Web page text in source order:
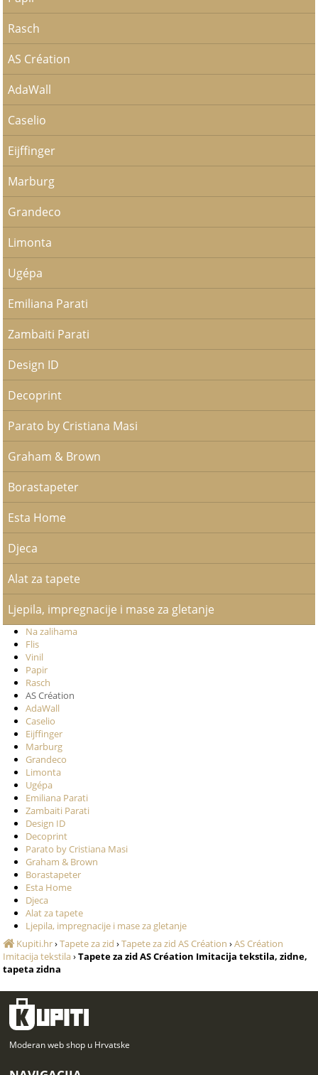
Rasch
AS Création
AdaWall
Caselio
Eijffinger
Marburg
Grandeco
Limonta
Ugépa
Emiliana Parati
Zambaiti Parati
Design ID
Decoprint
Parato by Cristiana Masi
Graham & Brown
Borastapeter
Esta Home
Djeca
Alat za tapete
Ljepila, impregnacije i mase za gletanje
Na zalihama
Flis
Vinil
Papir
Rasch
AS Création
AdaWall
Caselio
Eijffinger
Marburg
Grandeco
Limonta
Ugépa
Emiliana Parati
Zambaiti Parati
Design ID
Decoprint
Parato by Cristiana Masi
Graham & Brown
Borastapeter
Esta Home
Djeca
Alat za tapete
Ljepila, impregnacije i mase za gletanje
Kupiti.hr›Tapete za zid ›Tapete za zid AS Création ›AS Création
Imitacija tekstila›Tapete za zid AS Création Imitacija tekstila, zidne,
tapeta zidna
Moderan web shop u Hrvatske